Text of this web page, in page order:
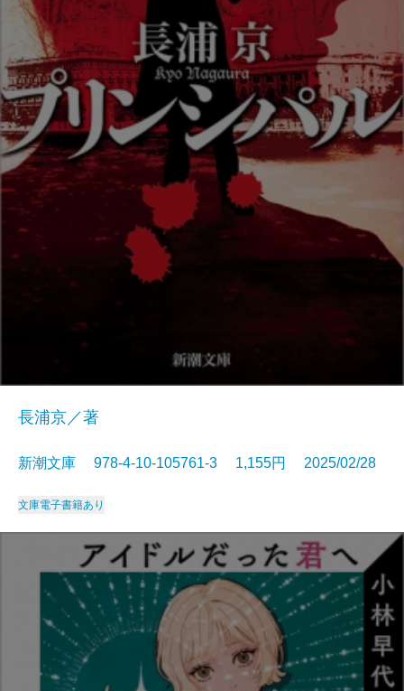
長浦京／著
新潮文庫 978-4-10-105761-3 1,155円 2025/02/28
文庫電子書籍あり